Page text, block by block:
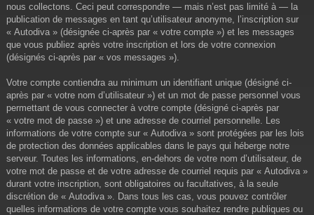
nous collectons. Ceci peut correspondre — mais n’est pas limité à — la
publication de messages en tant qu’utilisateur anonyme, l’inscription sur
« Autodiva » (désignée ci-après par « votre compte ») et les messages
que vous publiez après votre inscription et lors de votre connexion
(désignés ci-après par « vos messages »).
Votre compte contiendra au minimum un identifiant unique (désigné ci-
après par « votre nom d’utilisateur ») et un mot de passe personnel vous
permettant de vous connecter à votre compte (désigné ci-après par
« votre mot de passe ») et une adresse de courriel personnelle. Les
informations de votre compte sur « Autodiva » sont protégées par les lois
de protection des données applicables dans le pays qui héberge notre
serveur. Toutes les informations, en-dehors de votre nom d’utilisateur, de
votre mot de passe et de votre adresse de courriel requis par « Autodiva »
durant votre inscription, sont obligatoires ou facultatives, à la seule
discrétion de « Autodiva ». Dans tous les cas, vous pouvez contrôler
quelles informations de votre compte vous souhaitez rendre publiques ou